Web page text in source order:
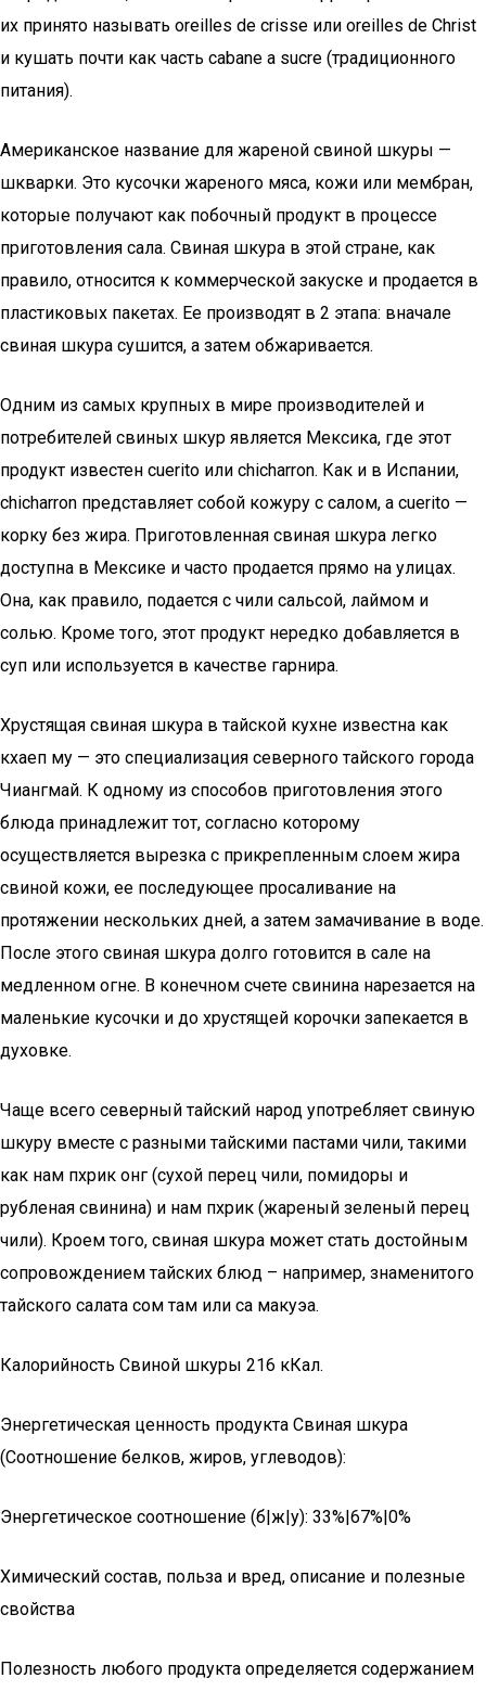
их принято называть oreilles de crisse или oreilles de Christ
и кушать почти как часть cabane a sucre (традиционного
питания).
Американское название для жареной свиной шкуры —
шкварки. Это кусочки жареного мяса, кожи или мембран,
которые получают как побочный продукт в процессе
приготовления сала. Свиная шкура в этой стране, как
правило, относится к коммерческой закуске и продается в
пластиковых пакетах. Ее производят в 2 этапа: вначале
свиная шкура сушится, а затем обжаривается.
Одним из самых крупных в мире производителей и
потребителей свиных шкур является Мексика, где этот
продукт известен cuerito или chicharron. Как и в Испании,
chicharron представляет собой кожуру с салом, а cuerito —
корку без жира. Приготовленная свиная шкура легко
доступна в Мексике и часто продается прямо на улицах.
Она, как правило, подается с чили сальсой, лаймом и
солью. Кроме того, этот продукт нередко добавляется в
суп или используется в качестве гарнира.
Хрустящая свиная шкура в тайской кухне известна как
кхаеп му — это специализация северного тайского города
Чиангмай. К одному из способов приготовления этого
блюда принадлежит тот, согласно которому
осуществляется вырезка с прикрепленным слоем жира
свиной кожи, ее последующее просаливание на
протяжении нескольких дней, а затем замачивание в воде.
После этого свиная шкура долго готовится в сале на
медленном огне. В конечном счете свинина нарезается на
маленькие кусочки и до хрустящей корочки запекается в
духовке.
Чаще всего северный тайский народ употребляет свиную
шкуру вместе с разными тайскими пастами чили, такими
как нам пхрик онг (сухой перец чили, помидоры и
рубленая свинина) и нам пхрик (жареный зеленый перец
чили). Кроем того, свиная шкура может стать достойным
сопровождением тайских блюд – например, знаменитого
тайского салата сом там или са макуэа.
Калорийность Свиной шкуры 216 кКал.
Энергетическая ценность продукта Свиная шкура
(Соотношение белков, жиров, углеводов):
Энергетическое соотношение (б|ж|у): 33%|67%|0%
Химический состав, польза и вред, описание и полезные
свойства
Полезность любого продукта определяется содержанием